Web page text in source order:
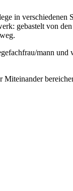
in verschiedenen
gebastelt von
mann und